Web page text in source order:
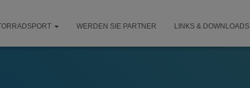
WERDEN SIE PARTNER LINKS & DOWNLOADS